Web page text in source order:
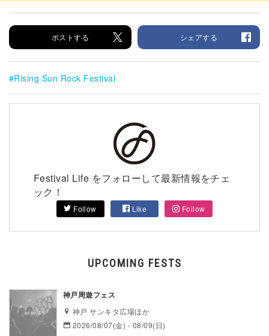
ポストする シェアする
Rising Sun Rock Festival
Festival Life をフォローして最新情報をチェ
ック！
Follow Like Follow
UPCOMING FESTS
神戸周遊フェス
神戸 サンキタ広場ほか
2026/08/07(金) - 08/09(日)